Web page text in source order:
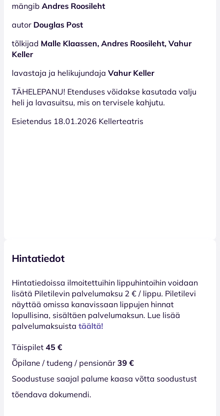
mängib Andres Roosileht
autor Douglas Post
tõlkijad Malle Klaassen, Andres Roosileht, Vahur
Keller
lavastaja ja helikujundaja Vahur Keller
TÄHELEPANU! Etenduses võidakse kasutada valju
heli ja lavasuitsu, mis on tervisele kahjutu.
Esietendus 18.01.2026 Kellerteatris
Hintatiedot
Hinta­tiedoissa ilmoitettuihin lippuhintoihin voidaan
lisätä Piletilevin palvelumaksu 2 € / lippu. Piletilevi
näyttää omissa kanavissaan lippujen hinnat
lopullisina, sisältäen palvelumaksun. Lue lisää
palvelumaksuista täältä!
Täispilet 45 €
Õpilane / tudeng / pensionär 39 €
Soodustuse saajal palume kaasa võtta soodustust
tõendava dokumendi.